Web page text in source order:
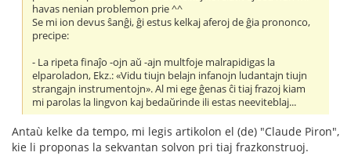
havas nenian problemon prie ^^
Se mi ion devus ŝanĝi, ĝi estus kelkaj aferoj de ĝia prononco,
precipe:
- La ripeta finaĵo -ojn aŭ -ajn multfoje malrapidigas la
elparoladon, Ekz.: «Vidu tiujn belajn infanojn ludantajn tiujn
strangajn instrumentojn». Al mi ege ĝenas ĉi tiaj frazoj kiam
mi parolas la lingvon kaj bedaŭrinde ili estas neeviteblaj...
Antaù kelke da tempo, mi legis artikolon el (de) "Claude Piron",
kie li proponas la sekvantan solvon pri tiaj frazkonstruoj.